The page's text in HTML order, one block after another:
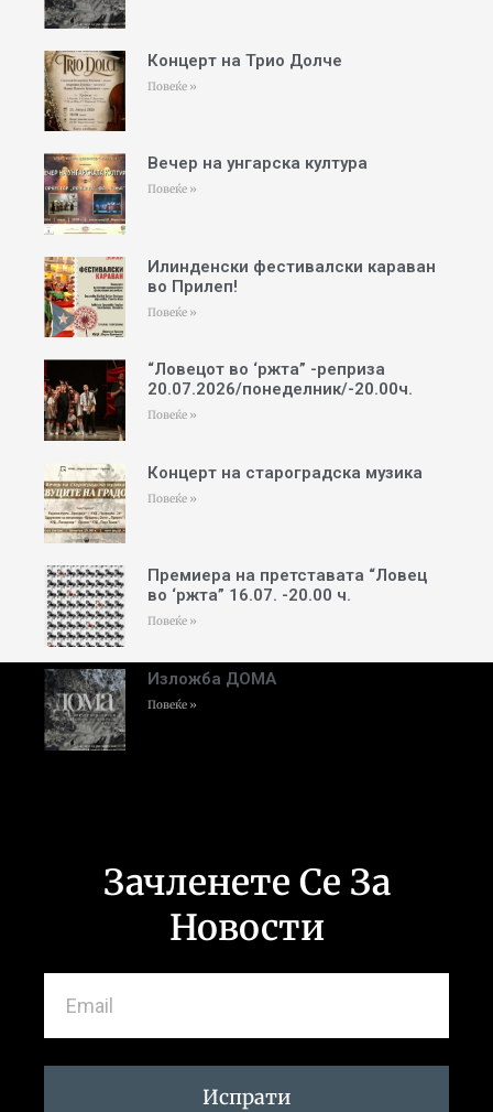
Концерт на Трио Долче
Повеќе »
Вечер на унгарска култура
Повеќе »
Илинденски фестивалски караван
во Прилеп!
Повеќе »
“Ловецот во ‘ржта” -реприза
20.07.2026/понеделник/-20.00ч.
Повеќе »
Концерт на староградска музика
Повеќе »
Премиера на претставата “Ловец
во ‘ржта” 16.07. -20.00 ч.
Повеќе »
Изложба ДОМА
Повеќе »
Зачленете Се За
Новости
Испрати